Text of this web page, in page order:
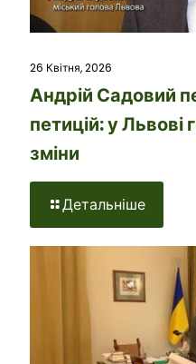
26 Квітня, 2026
Андрій Садовий
петицій: у Львові
зміни
Детальніше